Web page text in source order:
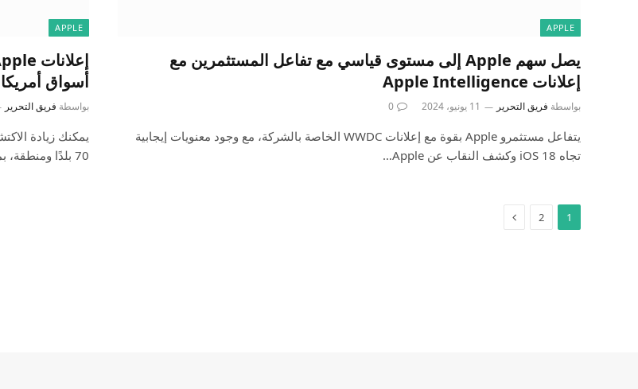
APPLE
يصل سهم Apple إلى مستوى قياسي مع تفاعل المستثمرين مع
إعلانات Apple Intelligence
بواسطة فريق التحرير 11 يونيو، 2024 0
يتفاعل مستثمرو Apple بقوة مع إعلانات WWDC الخاصة بالشركة، مع وجود معنويات إيجابية
تجاه iOS 18 وكشف النقاب عن Apple…
APPLE
أسواق أمريكا
بواسطة فريق التحرير
70 بلدًا ومنطقة، بما في ذلك الآن…
1
2